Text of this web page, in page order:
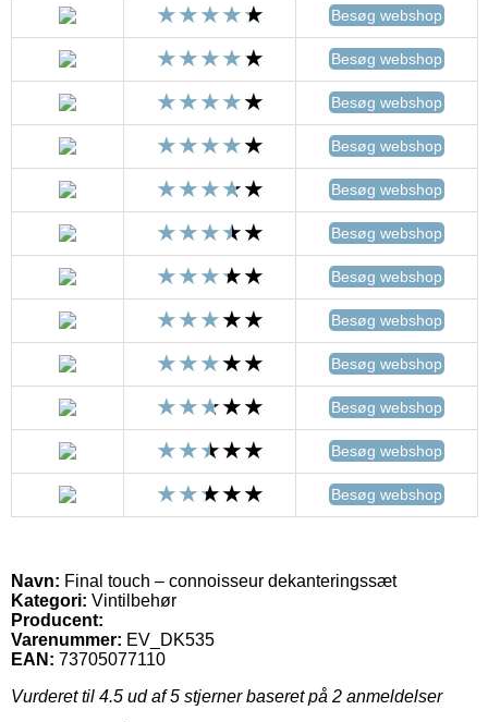
Besøg webshop
Besøg webshop
Besøg webshop
Besøg webshop
Besøg webshop
Besøg webshop
Besøg webshop
Besøg webshop
Besøg webshop
Besøg webshop
Besøg webshop
Besøg webshop
Navn: Final touch – connoisseur dekanteringssæt
Kategori: Vintilbehør
Producent:
Varenummer: EV_DK535
EAN: 73705077110
Vurderet til 4.5 ud af 5 stjerner baseret på 2 anmeldelser